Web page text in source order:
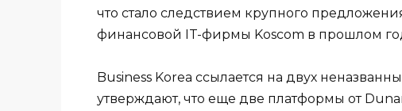
что стало следствием крупного
финансовой IT-фирмы Koscom в прошлом
Business Korea ссылается на двух
утверждают, что еще две платформы от